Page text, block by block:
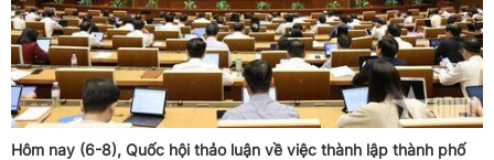
Hôm nay (6-8), Quốc hội thảo luận về việc thành lập thành phố